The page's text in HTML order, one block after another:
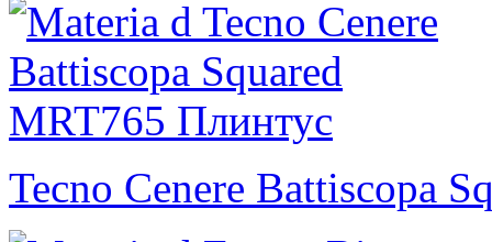
Tecno Cenere Battiscopa